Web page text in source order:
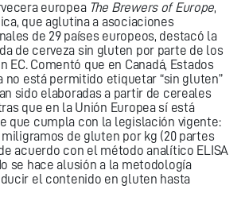
europea The Brewers of Europe,
que aglutina a asociaciones
de 29 países europeos, destacó la
de cerveza sin gluten por parte de los
EC. Comentó que en Canadá, Estados
no está permitido etiquetar “sin gluten”
sido elaboradas a partir de cereales
que en la Unión Europea sí está
que cumpla con la legislación vigente:
de gluten por kg (20 partes
acuerdo con el método analítico ELISA
se hace alusión a la metodología
el contenido en gluten hasta